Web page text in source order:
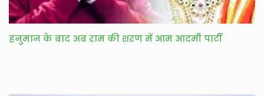
हनुमान के बाद अब राम की शरण में आम आदमी पार्टी